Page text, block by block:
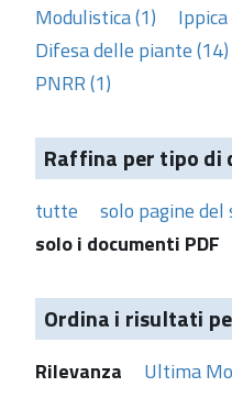
Modulistica (1)
Difesa delle piante (14)
PNRR (1)
Raffina per tipo di
tutte
solo pagine del
solo i documenti PDF
Ordina i risultati
Rilevanza Ultima